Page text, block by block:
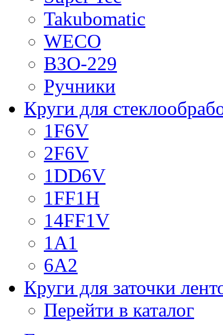
Takubomatic
WECO
ВЗО-229
Ручники
Круги для
1F6V
2F6V
1DD6V
1FF1H
14FF1V
1A1
6A2
Круги для заточки
Перейти в каталог